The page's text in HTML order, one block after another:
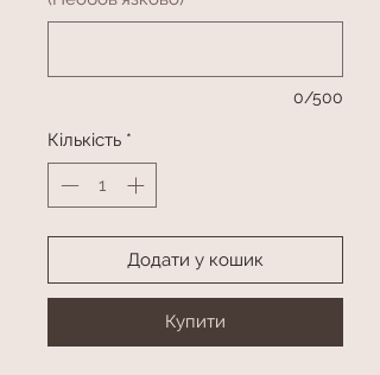
0/500
Кількість *
Додати у кошик
Купити